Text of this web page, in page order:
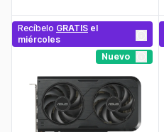
Recíbelo GRATIS el
miércoles
Nuevo